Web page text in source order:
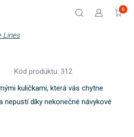
0
Kód produktu: 312
kuličkami, která vás chytne
nepustí díky nekonečné návykové